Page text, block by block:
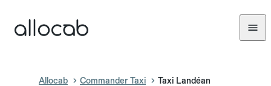
Allocab Commander Taxi Taxi Landéan